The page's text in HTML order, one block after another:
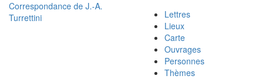
Correspondance de J.-A.
Turrettini
Lettres
Lieux
Carte
Ouvrages
Personnes
Thèmes